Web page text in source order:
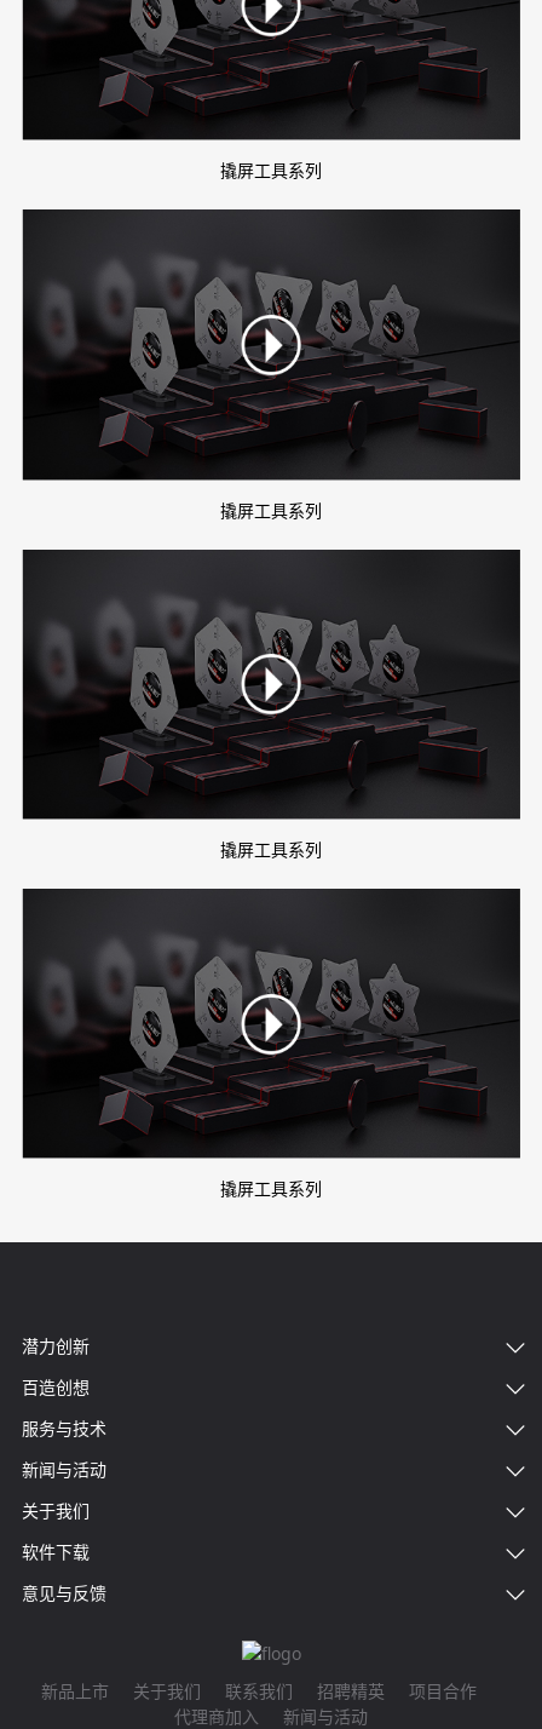
撬屏工具系列
撬屏工具系列
撬屏工具系列
撬屏工具系列
潜力创新
百造创想
服务与技术
新闻与活动
关于我们
软件下载
意见与反馈
新品上市 关于我们 联系我们 招聘精英
项目合作
代理商加入
新闻与活动